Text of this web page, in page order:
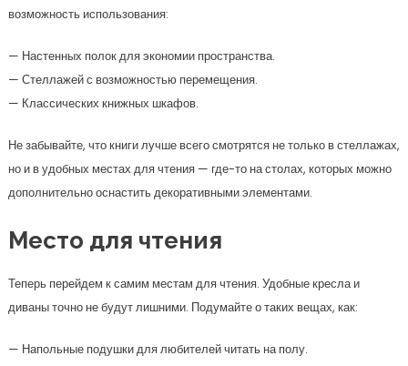
возможность использования:
— Настенных полок для экономии пространства.
— Стеллажей с возможностью перемещения.
— Классических книжных шкафов.
Не забывайте, что книги лучше всего смотрятся не только в стеллажах,
но и в удобных местах для чтения — где-то на столах, которых можно
дополнительно оснастить декоративными элементами.
Место для чтения
Теперь перейдем к самим местам для чтения. Удобные кресла и
диваны точно не будут лишними. Подумайте о таких вещах, как:
— Напольные подушки для любителей читать на полу.